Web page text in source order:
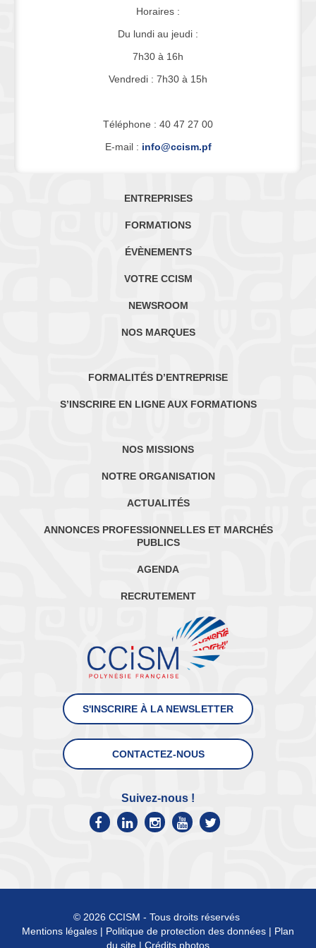
Horaires :
Du lundi au jeudi :
7h30 à 16h
Vendredi : 7h30 à 15h
Téléphone : 40 47 27 00
E-mail : info@ccism.pf
ENTREPRISES
FORMATIONS
ÉVÈNEMENTS
VOTRE CCISM
NEWSROOM
NOS MARQUES
FORMALITÉS D’ENTREPRISE
S’INSCRIRE EN LIGNE AUX FORMATIONS
NOS MISSIONS
NOTRE ORGANISATION
ACTUALITÉS
ANNONCES PROFESSIONNELLES ET MARCHÉS
PUBLICS
AGENDA
RECRUTEMENT
S'INSCRIRE À LA NEWSLETTER
CONTACTEZ-NOUS
Suivez-nous !
© 2026 CCISM - Tous droits réservés
Mentions légales | Politique de protection des données | Plan
du site | Crédits photos